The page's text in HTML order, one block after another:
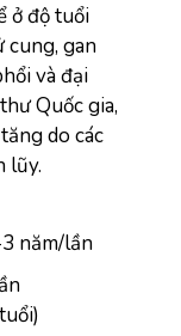
ở độ tuổi
cung, gan
và đại
Quốc gia,
do các
lũy.
năm/lần